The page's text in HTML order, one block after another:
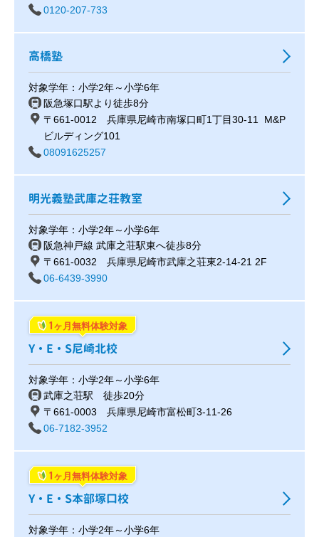
0120-207-733
高橋塾
対象学年：小学2年～小学6年
阪急塚口駅より徒歩8分
〒661-0012 兵庫県尼崎市南塚口町1丁目30-11 M&P
ビルディング101
08091625257
明光義塾武庫之荘教室
対象学年：小学2年～小学6年
阪急神戸線 武庫之荘駅東へ徒歩8分
〒661-0032 兵庫県尼崎市武庫之荘東2-14-21 2F
06-6439-3990
1 ヶ月無料体験対象
Y・E・S尼崎北校
対象学年：小学2年～小学6年
武庫之荘駅 徒歩20分
〒661-0003 兵庫県尼崎市富松町3-11-26
06-7182-3952
1 ヶ月無料体験対象
Y・E・S本部塚口校
対象学年：小学2年～小学6年